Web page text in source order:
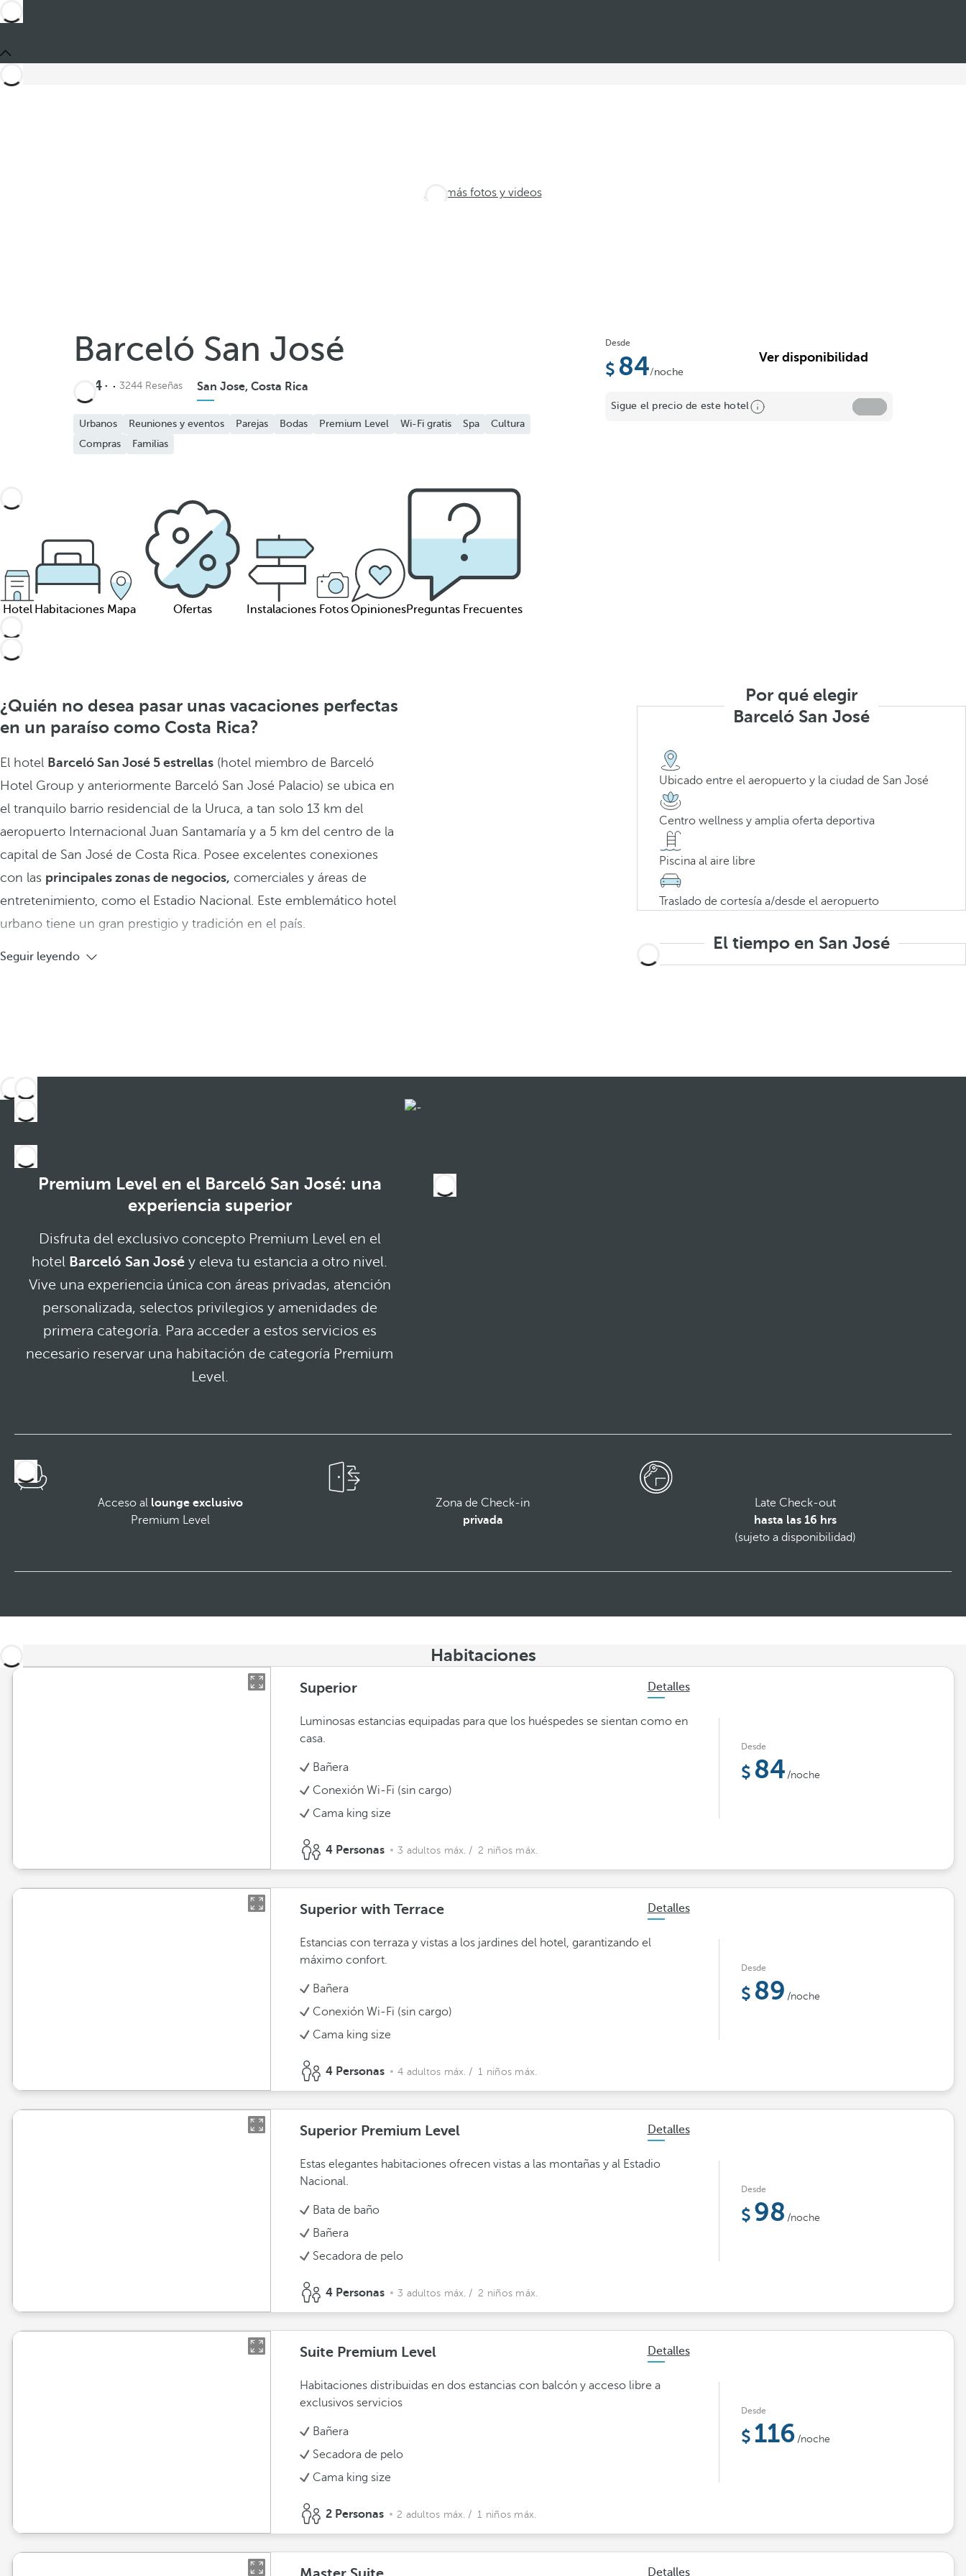
Ver más fotos y videos
Desde
84/noche
Ver disponibilidad
Sigue el precio de este hotel
Barceló San José
4 3244 Reseñas San Jose, Costa Rica
Urbanos Reuniones y eventos Parejas Bodas Premium Level Wi-Fi gratis Spa
Cultura
Compras
Familias
Hotel Habitaciones Mapa Ofertas Instalaciones FotosOpinionesPreguntas Frecuentes
¿Quién no desea pasar unas vacaciones perfectas
en un paraíso como Costa Rica?
El hotel Barceló San José 5 estrellas (hotel miembro de Barceló
Hotel Group y anteriormente Barceló San José Palacio) se ubica en
el tranquilo barrio residencial de la Uruca, a tan solo 13 km del
aeropuerto Internacional Juan Santamaría y a 5 km del centro de la
capital de San José de Costa Rica. Posee excelentes conexiones
con las principales zonas de negocios, comerciales y áreas de
entretenimiento, como el Estadio Nacional. Este emblemático hotel
urbano tiene un gran prestigio y tradición en el país.
Seguir leyendo
Por qué elegir
Barceló San José
Ubicado entre el aeropuerto y la ciudad de San José
Centro wellness y amplia oferta deportiva
Piscina al aire libre
Traslado de cortesía a/desde el aeropuerto
El tiempo en San José
Premium Level en el Barceló San José: una
experiencia superior
Disfruta del exclusivo concepto Premium Level en el
hotel Barceló San José y eleva tu estancia a otro nivel.
Vive una experiencia única con áreas privadas, atención
personalizada, selectos privilegios y amenidades de
primera categoría. Para acceder a estos servicios es
necesario reservar una habitación de categoría Premium
Level.
Acceso al lounge exclusivo
Premium Level
Zona de Check-in
privada
Late Check-out
hasta las 16 hrs
(sujeto a disponibilidad)
Habitaciones
Superior Detalles
Luminosas estancias equipadas para que los huéspedes se sientan como en
casa.
Bañera
Conexión Wi-Fi (sin cargo)
Cama king size
4 Personas 3 adultos máx. / 2 niños máx.
Desde
84 /noche
Superior with Terrace Detalles
Estancias con terraza y vistas a los jardines del hotel, garantizando el
máximo confort.
Bañera
Conexión Wi-Fi (sin cargo)
Cama king size
4 Personas 4 adultos máx. / 1 niños máx.
Desde
89 /noche
Superior Premium Level Detalles
Estas elegantes habitaciones ofrecen vistas a las montañas y al Estadio
Nacional.
Bata de baño
Bañera
Secadora de pelo
4 Personas 3 adultos máx. / 2 niños máx.
Desde
98 /noche
Suite Premium Level Detalles
Habitaciones distribuidas en dos estancias con balcón y acceso libre a
exclusivos servicios
Bañera
Secadora de pelo
Cama king size
2 Personas 2 adultos máx. / 1 niños máx.
Desde
116 /noche
Detalles